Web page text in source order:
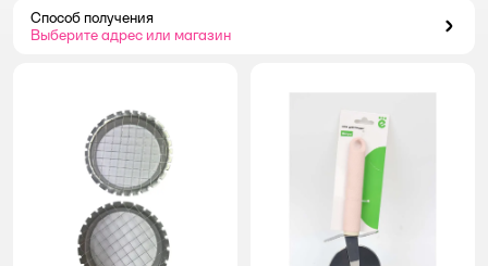
Способ получения
Выберите адрес или магазин